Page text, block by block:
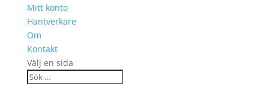
Mitt konto
Hantverkare
Om
Kontakt
Välj en sida